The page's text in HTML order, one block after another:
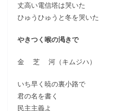
丈高い電信塔は哭いた
ひゅうひゅうと冬を哭いた
やきつく喉の渇きで
金 芝 河（キムジハ）
いち早く暁の裏小路で
君の名を書く
民主主義よ